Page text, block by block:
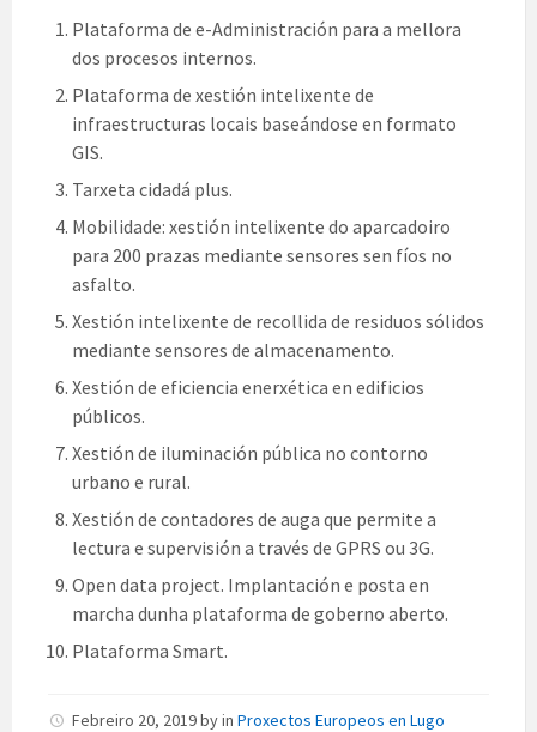
Plataforma de e-Administración para a mellora
dos procesos internos.
Plataforma de xestión intelixente de
infraestructuras locais baseándose en formato
GIS.
Tarxeta cidadá plus.
Mobilidade: xestión intelixente do aparcadoiro
para 200 prazas mediante sensores sen fíos no
asfalto.
Xestión intelixente de recollida de residuos sólidos
mediante sensores de almacenamento.
Xestión de eficiencia enerxética en edificios
públicos.
Xestión de iluminación pública no contorno
urbano e rural.
Xestión de contadores de auga que permite a
lectura e supervisión a través de GPRS ou 3G.
Open data project. Implantación e posta en
marcha dunha plataforma de goberno aberto.
Plataforma Smart.
Febreiro 20, 2019byin Proxectos Europeos en Lugo